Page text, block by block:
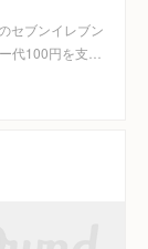
セブンイレブン
代100円を支…